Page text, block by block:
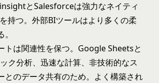
とSalesforceは強力なネイティ
持つ。外部BIツールはより多くの柔
トは関連性を保つ。Google Sheetsと
ク分析、迅速な計算、非技術的なス
とのデータ共有のため。よく構築され